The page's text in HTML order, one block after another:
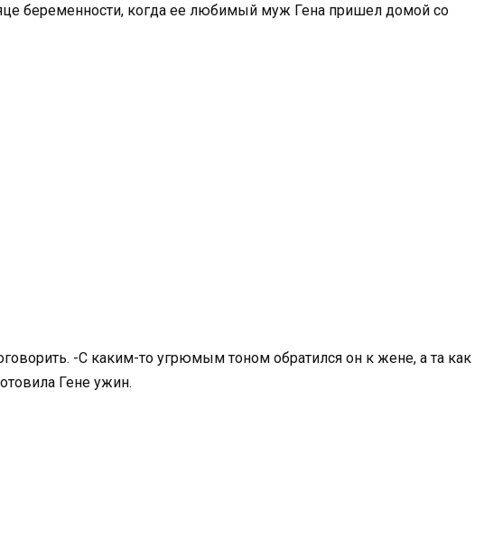
беременности, когда ее любимый муж Гена пришел домой со
-С каким-то угрюмым тоном обратился он к жене, а та как
Гене ужин.